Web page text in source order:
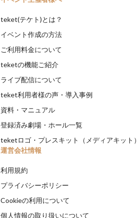
teket(テケト)とは？
イベント作成の方法
ご利用料金について
teketの機能ご紹介
ライブ配信について
teket利用者様の声・導入事例
資料・マニュアル
登録済み劇場・ホール一覧
teketロゴ・プレスキット（メディアキット）
運営会社情報
利用規約
プライバシーポリシー
Cookieの利用について
個人情報の取り扱いについて